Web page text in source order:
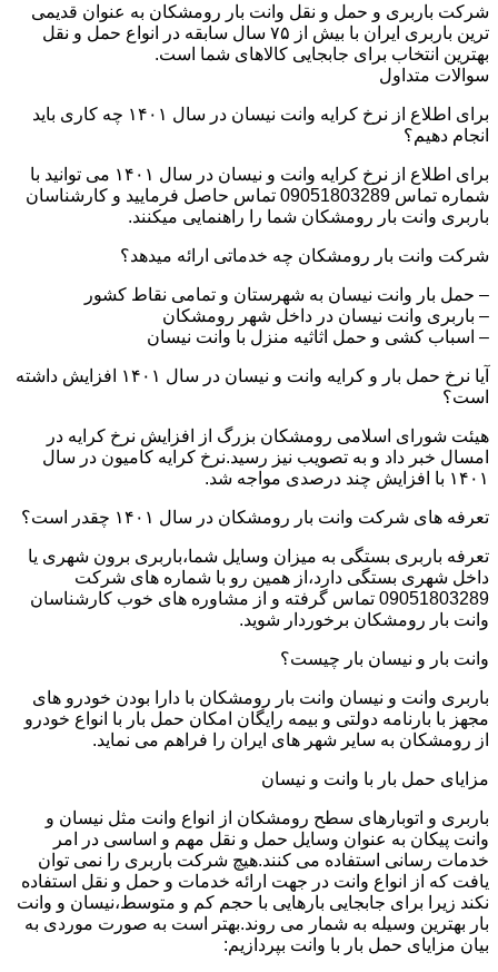
شرکت باربری و حمل و نقل وانت بار رومشکان به عنوان قدیمی
ترین باربری ایران با بیش از ۷۵ سال سابقه در انواع حمل و نقل
بهترین انتخاب برای جابجایی کالاهای شما است.
سوالات متداول
برای اطلاع از نرخ کرایه وانت نیسان در سال ۱۴۰۱ چه کاری باید
انجام دهیم؟
برای اطلاع از نرخ کرایه وانت و نیسان در سال ۱۴۰۱ می توانید با
شماره تماس 09051803289 تماس حاصل فرمایید و کارشناسان
باربری وانت بار رومشکان شما را راهنمایی میکنند.
شرکت وانت بار رومشکان چه خدماتی ارائه میدهد؟
– حمل بار وانت نیسان به شهرستان و تمامی نقاط کشور
– باربری وانت نیسان در داخل شهر رومشکان
– اسباب کشی و حمل اثاثیه منزل با وانت نیسان
آیا نرخ حمل بار و کرایه وانت و نیسان در سال ۱۴۰۱ افزایش داشته
است؟
هیئت شورای اسلامی رومشکان بزرگ از افزایش نرخ کرایه در
امسال خبر داد و به تصویب نیز رسید.نرخ کرایه کامیون در سال
۱۴۰۱ با افزایش چند درصدی مواجه شد.
تعرفه های شرکت وانت بار رومشکان در سال ۱۴۰۱ چقدر است؟
تعرفه باربری بستگی به میزان وسایل شما،باربری برون شهری یا
داخل شهری بستگی دارد،از همین رو با شماره های شرکت
09051803289 تماس گرفته و از مشاوره های خوب کارشناسان
وانت بار رومشکان برخوردار شوید.
وانت بار و نیسان بار چیست؟
باربری وانت و نیسان وانت بار رومشکان با دارا بودن خودرو های
مجهز با بارنامه دولتی و بیمه رایگان امکان حمل بار با انواع خودرو
از رومشکان به سایر شهر های ایران را فراهم می نماید.
مزایای حمل بار با وانت و نیسان
باربری و اتوبارهای سطح رومشکان از انواع وانت مثل نیسان و
وانت پیکان به عنوان وسایل حمل و نقل مهم و اساسی در امر
خدمات رسانی استفاده می کنند.هیچ شرکت باربری را نمی توان
یافت که از انواع وانت در جهت ارائه خدمات و حمل و نقل استفاده
نکند زیرا برای جابجایی بارهایی با حجم کم و متوسط،نیسان و وانت
بار بهترین وسیله به شمار می روند.بهتر است به صورت موردی به
بیان مزایای حمل بار با وانت بپردازیم: